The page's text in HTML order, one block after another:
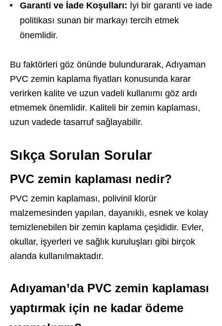
Garanti ve İade Koşulları: İyi bir garanti ve iade
politikası sunan bir markayı tercih etmek
önemlidir.
Bu faktörleri göz önünde bulundurarak, Adıyaman
PVC zemin kaplama fiyatları konusunda karar
verirken kalite ve uzun vadeli kullanımı göz ardı
etmemek önemlidir. Kaliteli bir zemin kaplaması,
uzun vadede tasarruf sağlayabilir.
Sıkça Sorulan Sorular
PVC zemin kaplaması nedir?
PVC zemin kaplaması, polivinil klorür
malzemesinden yapılan, dayanıklı, esnek ve kolay
temizlenebilen bir zemin kaplama çeşididir. Evler,
okullar, işyerleri ve sağlık kuruluşları gibi birçok
alanda kullanılmaktadır.
Adıyaman’da PVC zemin kaplaması
yaptırmak için ne kadar ödeme